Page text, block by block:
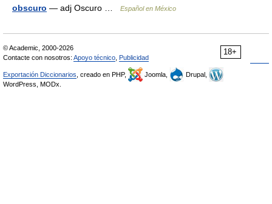
obscuro — adj Oscuro … Español en México
18+
© Academic, 2000-2026
Contacte con nosotros: Apoyo técnico Publicidad
Exportación Diccionarios , creado en PHP, Joomla,
Drupal,
WordPress, MODx.